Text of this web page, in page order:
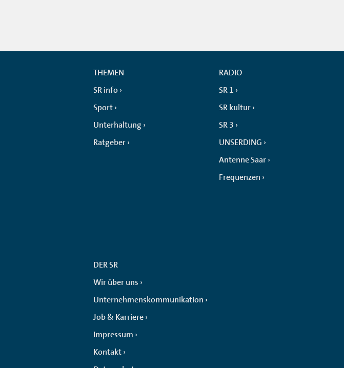
THEMEN
SR info
Sport
Unterhaltung
Ratgeber
RADIO
SR 1
SR kultur
SR 3
UNSERDING
Antenne Saar
Frequenzen
DER SR
Wir über uns
Unternehmenskommunikation
Job & Karriere
Impressum
Kontakt